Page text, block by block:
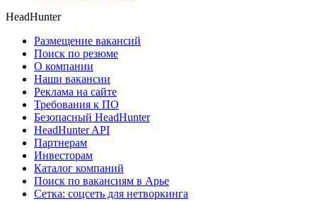
HeadHunter
Размещение вакансий
Поиск по резюме
О компании
Наши вакансии
Реклама на сайте
Требования к ПО
Безопасный HeadHunter
HeadHunter API
Партнерам
Инвесторам
Каталог компаний
Поиск по вакансиям в Арье
Сетка: соцсеть для нетворкинга